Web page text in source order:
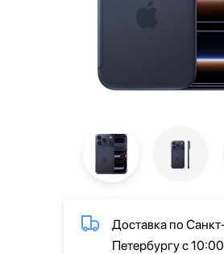
Доставка по
Петербургу с 10:00